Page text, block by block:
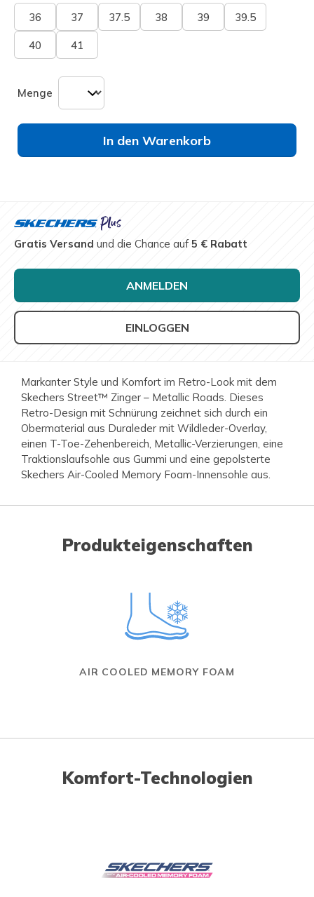
36 37 37.5 38 39 39.5
40 41
Menge
In den Warenkorb
Gratis Versand und die Chance auf5 € Rabatt
ANMELDEN
EINLOGGEN
Markanter Style und Komfort im Retro-Look mit dem
Skechers Street™ Zinger – Metallic Roads. Dieses
Retro-Design mit Schnürung zeichnet sich durch ein
Obermaterial aus Duraleder mit Wildleder-Overlay,
einen T-Toe-Zehenbereich, Metallic-Verzierungen, eine
Traktionslaufsohle aus Gummi und eine gepolsterte
Skechers Air-Cooled Memory Foam-Innensohle aus.
Produkteigenschaften
AIR COOLED MEMORY FOAM
Komfort-Technologien